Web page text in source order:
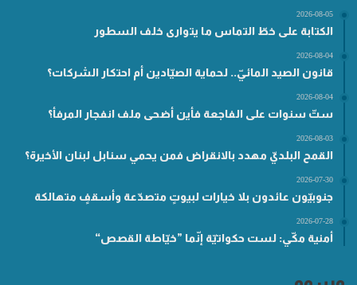
2026-08-05
الكتابة على خطّ التماس ما يتوارى خلف السطور
2026-08-04
قانون الصيد المائيّ.. لحماية الصيّادين أم احتكار الشركات؟
2026-08-04
ستّ سنوات على الفاجعة فأين أضحى ملف انفجار المرفأ؟
2026-08-03
القمح البلديّ مهدد بالانقراض فمن يحمي سنابل لبنان الأخيرة؟
2026-07-30
جنوبيّون عائدون بلا خيارات لبيوتٍ متصدّعة وأسقفٍ متهالكة
2026-07-28
أمنية مكّي: لست حكواتيّة إنّما ”خيّاطة القصص“